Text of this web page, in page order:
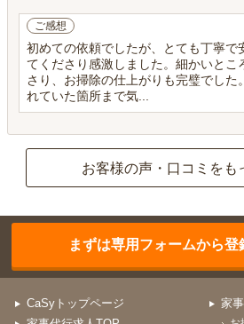
ご感想
初めての依頼でしたが、とても丁寧で
てくださり感激しました。細かいとこ
さり、お掃除の仕上がりも完璧でした
れていた箇所まで気...
お客様の声・口コミをも
まずは専用フォームから登
CaSyトップページ
家